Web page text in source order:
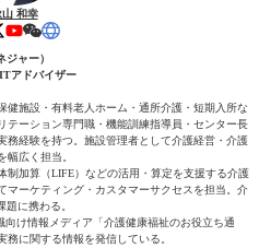
山 和幸
ャー）
アドバイザー
健施設・有料老人ホーム・通所介護・短期入所な
テーション専門職・機能訓練指導員・センター長
務経験を持つ。施設管理者として介護経営・介護
幅広く担当。
制加算（LIFE）などの活用・算定を支援する介護
マーケティング・カスタマーサクセスを担当。介
に携わる。
向け情報メディア「介護健康福祉のお役立ち通
に関する情報を発信している。